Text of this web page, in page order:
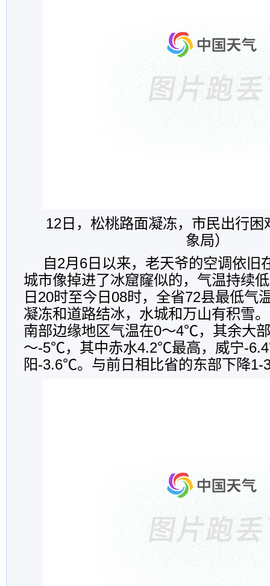
12日，松桃路面凝冻，市民出行
象局）
自2月6日以来，老天爷的空调依旧
城市像掉进了冰窟窿似的，气温持续
日20时至今日08时，全省72县最低气
凝冻和道路结冰，水城和万山有积雪
南部边缘地区气温在0～4℃，其余大
～-5℃，其中赤水4.2℃最高，威宁-
阳-3.6℃。与前日相比省的东部下降